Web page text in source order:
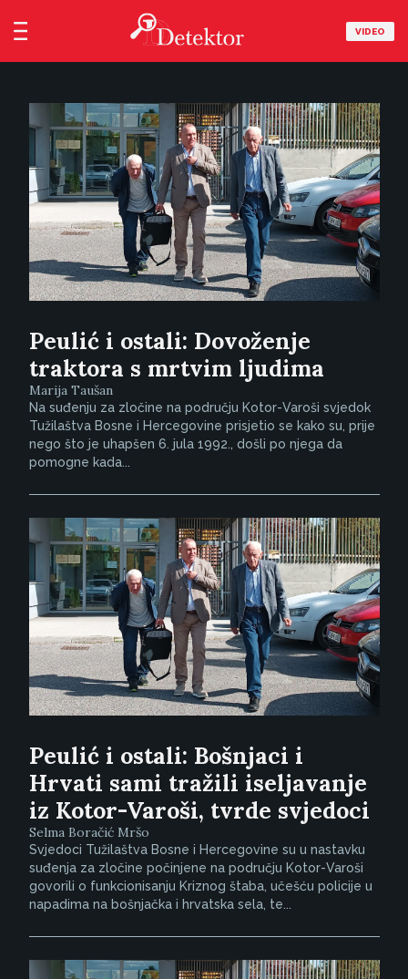
VIDEO
Peulić i ostali: Dovoženje
traktora s mrtvim ljudima
Marija Taušan
Na suđenju za zločine na području Kotor-Varoši svjedok
Tužilaštva Bosne i Hercegovine prisjetio se kako su, prije
nego što je uhapšen 6. jula 1992., došli po njega da
pomogne kada...
Peulić i ostali: Bošnjaci i
Hrvati sami tražili iseljavanje
iz Kotor-Varoši, tvrde svjedoci
Selma Boračić Mršo
Svjedoci Tužilaštva Bosne i Hercegovine su u nastavku
suđenja za zločine počinjene na području Kotor-Varoši
govorili o funkcionisanju Kriznog štaba, učešću policije u
napadima na bošnjačka i hrvatska sela, te...